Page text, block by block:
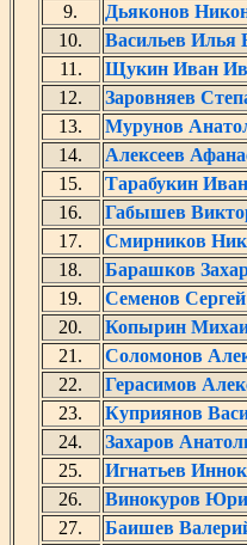
9.
Дьяконов
10.
Васильев Илья
11.
Щукин Иван
12.
Заровняев
13.
Мурунов
14.
Алексеев
15.
Тарабукин
16.
Габышев
17.
Смирников
18.
Барашков
19.
Семенов
20.
Копырин
21.
Соломонов
22.
Герасимов
23.
Куприянов
24.
Захаров
25.
Игнатьев
26.
Винокуров
27.
Баишев